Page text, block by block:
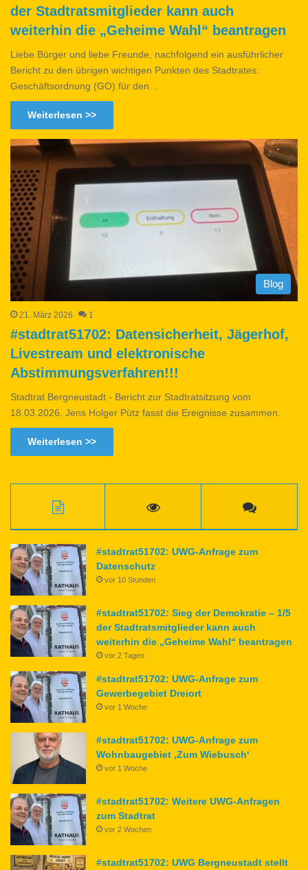
der Stadtratsmitglieder kann auch
weiterhin die „Geheime Wahl“ beantragen
Liebe Bürger und liebe Freunde, nachfolgend ein ausführlicher
Bericht zu den übrigen wichtigen Punkten des Stadtrates:
Geschäftsordnung (GO) für den…
Weiterlesen >>
Blog
21. März 2026 1
#stadtrat51702: Datensicherheit, Jägerhof,
Livestream und elektronische
Abstimmungsverfahren!!!
Stadtrat Bergneustadt - Bericht zur Stadtratsitzung vom
18.03.2026. Jens Holger Pütz fasst die Ereignisse zusammen.
Weiterlesen >>
#stadtrat51702: UWG-Anfrage zum
Datenschutz
vor 10 Stunden
#stadtrat51702: Sieg der Demokratie – 1/5
der Stadtratsmitglieder kann auch
weiterhin die „Geheime Wahl“ beantragen
vor 2 Tagen
#stadtrat51702: UWG-Anfrage zum
Gewerbegebiet Dreiort
vor 1 Woche
#stadtrat51702: UWG-Anfrage zum
Wohnbaugebiet ‚Zum Wiebusch‘
vor 1 Woche
#stadtrat51702: Weitere UWG-Anfragen
zum Stadtrat
vor 2 Wochen
#stadtrat51702: UWG Bergneustadt stellt